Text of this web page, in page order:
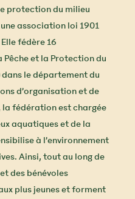
protection du milieu
association loi 1901
fédère 16
et la Protection du
le département du
d’organisation et de
fédération est chargée
aquatiques et de la
à l’environnement
Ainsi, tout au long de
des bénévoles
plus jeunes et forment